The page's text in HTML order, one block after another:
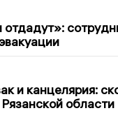
и канцелярия:
области